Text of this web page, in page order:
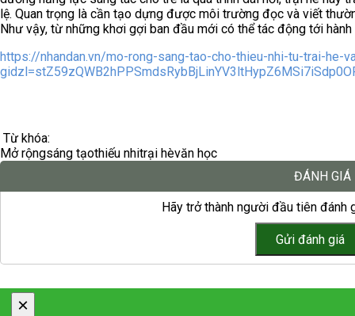
lệ. Quan trọng là cần tạo dựng được môi trường đọc và viết
Như vậy, từ những khơi gợi ban đầu mới có thể tác động tới
https://nhandan.vn/mo-rong-sang-tao-cho-thieu-nhi-tu-trai-he-
Từ khóa:
Mở rộngsáng tạothiếu nhitrại hèvăn học
ĐÁNH GIÁ
Hãy trở thành người đầu tiên đánh
×